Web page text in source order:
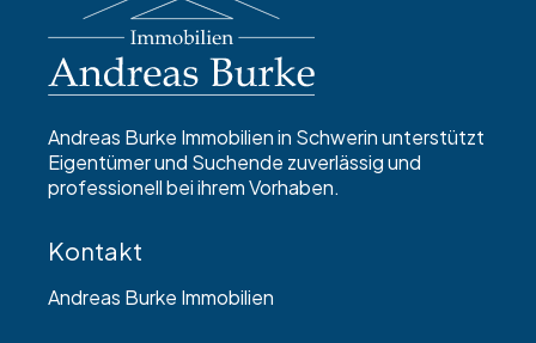
Kontakt
Andreas Burke Immobilien
Andreas Burke Immobilien in Schwerin unterstützt
Eigentümer und Suchende zuverlässig und
professionell bei ihrem Vorhaben.